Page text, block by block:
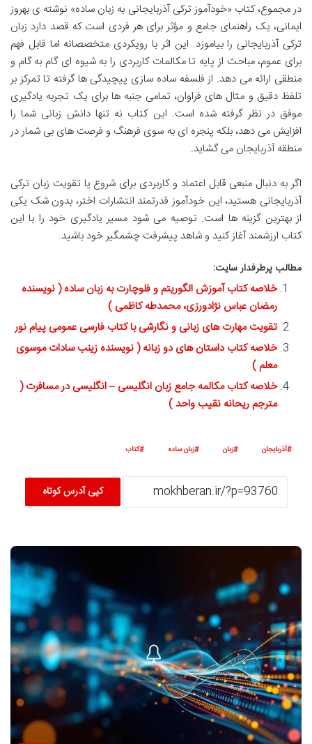
در مجموع، کتاب «خودآموز ترکی آذربایجانی به زبان ساده» نوشته ی بهروز
ایمانی، یک راهنمای جامع و مؤثر برای هر فردی است که قصد دارد زبان
ترکی آذربایجانی را بیاموزد. این اثر با رویکردی متخصصانه اما قابل فهم
برای عموم، مباحث از پایه تا مکالمات کاربردی را به شیوه ای گام به گام و
منطقی ارائه می دهد. از فلسفه ساده سازی پیچیدگی ها گرفته تا تمرکز بر
تلفظ دقیق و مثال های فراوان، تمامی جنبه ها برای یک تجربه یادگیری
موفق در نظر گرفته شده است. این کتاب نه تنها دانش زبانی شما را
افزایش می دهد، بلکه پنجره ای به سوی فرهنگ و فرصت های بی شمار در
منطقه آذربایجان می گشاید.
اگر به دنبال منبعی قابل اعتماد و کاربردی برای شروع یا تقویت زبان ترکی
آذربایجانی هستید، این خودآموز قدرتمند انتشارات اختر، بدون شک یکی
از بهترین گزینه ها است. توصیه می شود مسیر یادگیری خود را با این
کتاب ارزشمند آغاز کنید و شاهد پیشرفت چشمگیر خود باشید.
مطالب پرطرفدار سایت:
خلاصه کتاب آموزش الگوریتم و فلوچارت به زبان ساده ( نویسنده
رمضان عباس نژادورزی، محمدطه کاظمی )
تقویت مهارت های زبانی و نگارشی با کتاب فارسی عمومی پیام نور
خلاصه کتاب داستان های دو زبانه ( نویسنده زینب سادات موسوی
معلم )
خلاصه کتاب مکالمه جامع زبان انگلیسی – انگلیسی در مسافرت (
مترجم ریحانه نقیب واحد )
آذربایجان زبان زبان ساده کتاب
کپی آدرس کوتاه